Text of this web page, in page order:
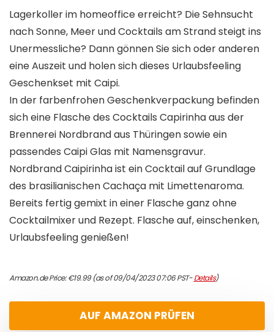
Lagerkoller im homeoffice erreicht? Die Sehnsucht
nach Sonne, Meer und Cocktails am Strand steigt ins
Unermessliche? Dann gönnen Sie sich oder anderen
eine Auszeit und holen sich dieses Urlaubsfeeling
Geschenkset mit Caipi.
In der farbenfrohen Geschenkverpackung befinden
sich eine Flasche des Cocktails Capirinha aus der
Brennerei Nordbrand aus Thüringen sowie ein
passendes Caipi Glas mit Namensgravur.
Nordbrand Caipirinha ist ein Cocktail auf Grundlage
des brasilianischen Cachaça mit Limettenaroma.
Bereits fertig gemixt in einer Flasche ganz ohne
Cocktailmixer und Rezept. Flasche auf, einschenken,
Urlaubsfeeling genießen!
Amazon.de Price:€19.99(as of 09/04/2023 07:06 PST-Details)
AUF AMAZON PRÜFEN